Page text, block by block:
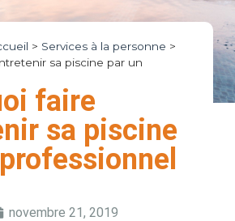
> Services à la personne >
sa piscine par un
faire
sa piscine
novembre 21, 2019